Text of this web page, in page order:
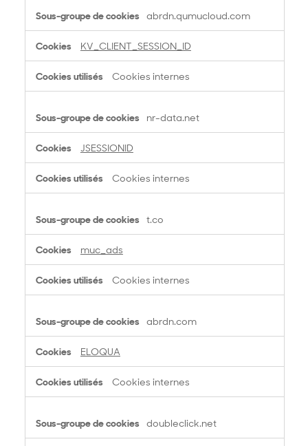
b
i
i
c
b
é
abrdn.qumucloud.com
KV_CLIENT_SESSION_ID
Cookies internes
nr-data.net
JSESSIONID
Cookies internes
t.co
muc_ads
Cookies internes
abrdn.com
ELOQUA
Cookies internes
doubleclick.net